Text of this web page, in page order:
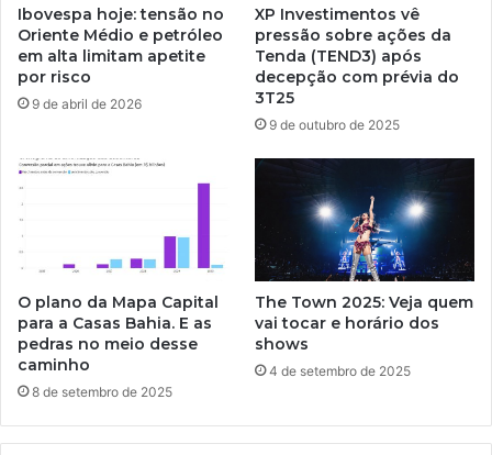
Ibovespa hoje: tensão no
Oriente Médio e petróleo
em alta limitam apetite
por risco
9 de abril de 2026
XP Investimentos vê
pressão sobre ações da
Tenda (TEND3) após
decepção com prévia do
3T25
9 de outubro de 2025
O plano da Mapa Capital
para a Casas Bahia. E as
pedras no meio desse
caminho
8 de setembro de 2025
The Town 2025: Veja quem
vai tocar e horário dos
shows
4 de setembro de 2025